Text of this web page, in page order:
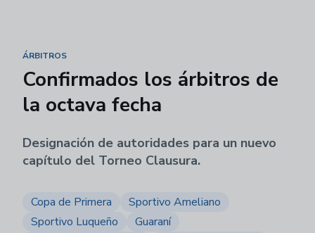
ÁRBITROS
Confirmados los árbitros de
la octava fecha
Designación de autoridades para un nuevo
capítulo del Torneo Clausura.
Copa de Primera
Sportivo Ameliano
Sportivo Luqueño
Guaraní